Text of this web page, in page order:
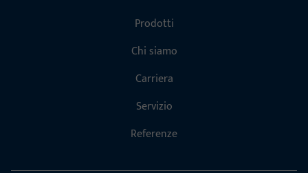
Prodotti
Chi siamo
Carriera
Servizio
Referenze